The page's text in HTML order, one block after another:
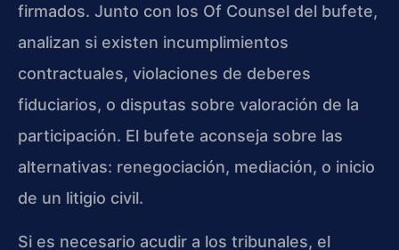
firmados. Junto con los Of Counsel del bufete,
analizan si existen incumplimientos
contractuales, violaciones de deberes
fiduciarios, o disputas sobre valoración de la
participación. El bufete aconseja sobre las
alternativas: renegociación, mediación, o inicio
de un litigio civil.
Si es necesario acudir a los tribunales, el